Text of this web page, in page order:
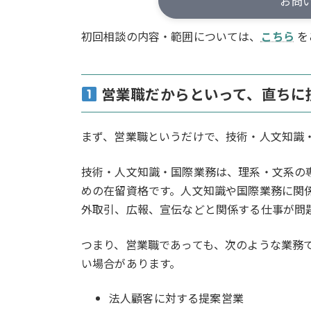
初回相談の内容・範囲については、 こちら
営業職だからといって、直ち
まず、営業職というだけで、技術・人文知
技術・人文知識・国際業務は、理系・文系
めの在留資格です。人文知識や国際業務に
外取引、広報、宣伝などと関係する仕事が問
つまり、営業職であっても、次のような業
い場合があります。
法人顧客に対する提案営業